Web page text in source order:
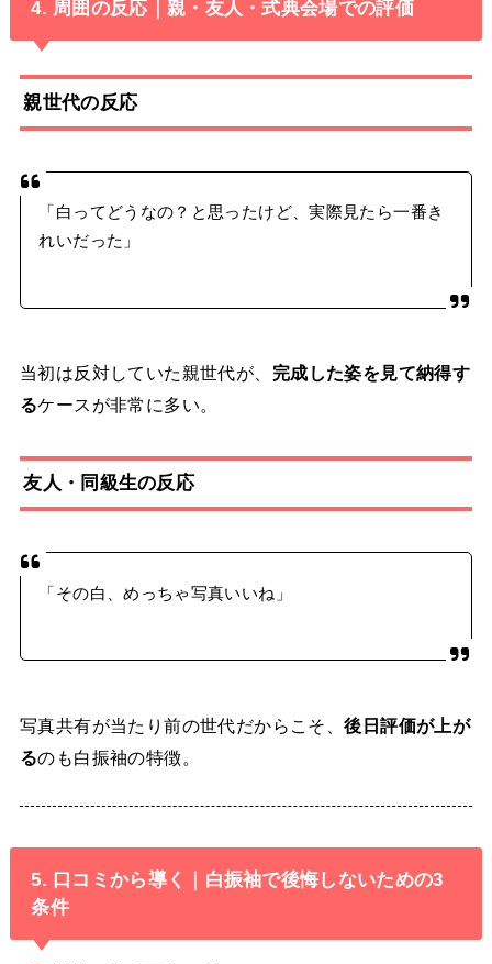
4. 周囲の反応｜親・友人・式典会場での評価
親世代の反応
「白ってどうなの？と思ったけど、実際見たら一番き
れいだった」
当初は反対していた親世代が、 完成した姿を見て納得す
るケースが非常に多い。
友人・同級生の反応
「その白、めっちゃ写真いいね」
写真共有が当たり前の世代だからこそ、後日評価が上が
るのも白振袖の特徴。
5. 口コミから導く｜白振袖で後悔しないための3
条件